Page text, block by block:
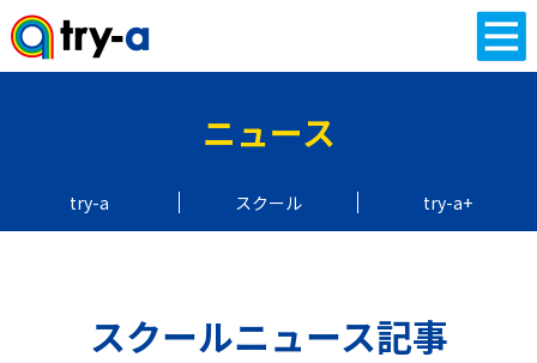
ニュース
try-a スクール try-a+
スクールニュース記事